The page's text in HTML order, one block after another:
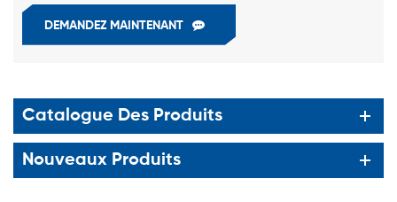
DEMANDEZ MAINTENANT
Catalogue Des Produits
Nouveaux Produits